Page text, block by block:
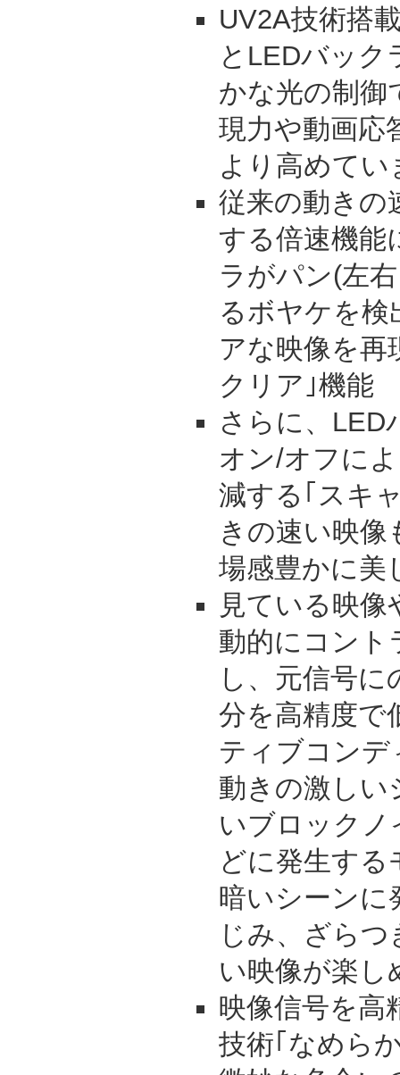
UV2A技術搭
とLEDバック
かな光の制御
現力や動画応
より高めてい
従来の動きの
する倍速機能
ラがパン(左
るボヤケを検
アな映像を再
クリア｣機能
さらに、LED
オン/オフに
減する｢スキ
きの速い映像
場感豊かに美
見ている映
動的にコント
し、元信号
分を高精度で
ティブコンデ
動きの激しい
いブロックノ
どに発生す
暗いシーンに
じみ、ざら
い映像が楽し
映像信号を高
技術｢なめら